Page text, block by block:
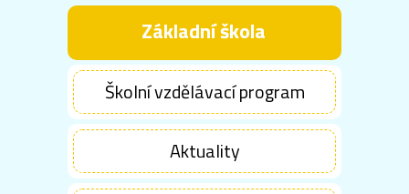
Základní škola
Školní vzdělávací program
Aktuality